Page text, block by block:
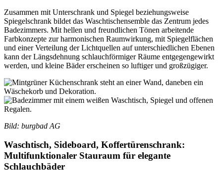
Zusammen mit Unterschrank und Spiegel beziehungsweise
Spiegelschrank bildet das Waschtischensemble das Zentrum jedes
Badezimmers. Mit hellen und freundlichen Tönen arbeitende
Farbkonzepte zur harmonischen Raumwirkung, mit Spiegelflächen
und einer Verteilung der Lichtquellen auf unterschiedlichen Ebenen
kann der Längsdehnung schlauchförmiger Räume entgegengewirkt
werden, und kleine Bäder erscheinen so luftiger und großzügiger.
Bild: burgbad AG
Waschtisch, Sideboard, Koffertürenschrank:
Multifunktionaler Stauraum für elegante
Schlauchbäder